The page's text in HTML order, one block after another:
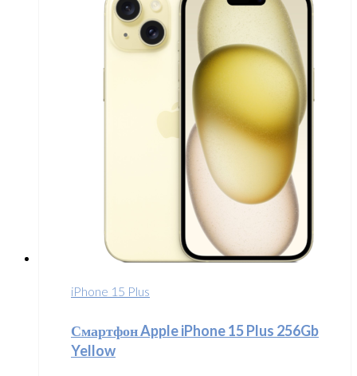
iPhone 15 Plus
Смартфон Apple iPhone 15 Plus 256Gb
Yellow